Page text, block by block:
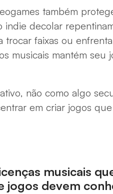
também
indie decolar
trocar faixas ou
musicais mantém seu
não como algo
em criar jogos
musicais
jogos devem